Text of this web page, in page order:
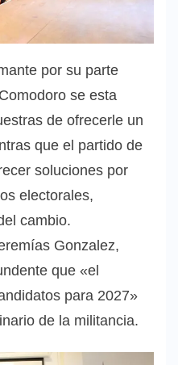
por su parte
se esta
de ofrecerle un
que el partido de
soluciones por
electorales,
cambio.
Gonzalez,
que «el
para 2027»
de la militancia.